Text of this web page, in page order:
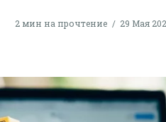
2 мин на прочтение 29 Мая